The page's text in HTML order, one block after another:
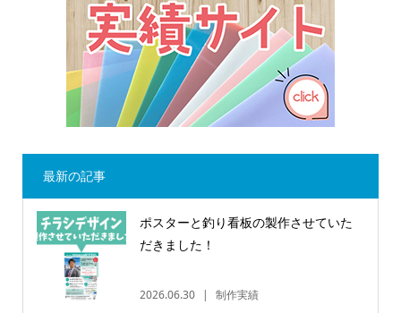
最新の記事
ポスターと釣り看板の製作させていた
だきました！
2026.06.30 制作実績